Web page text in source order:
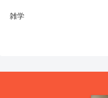
雑学